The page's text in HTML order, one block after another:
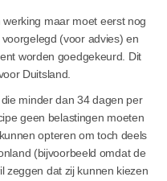
maar moet eerst nog
(voor advies) en
worden goedgekeurd. Dit
Duitsland.
minder dan 34 dagen per
geen belastingen moeten
opteren om toch deels
(bijvoorbeeld omdat de
zeggen dat zij kunnen kiezen